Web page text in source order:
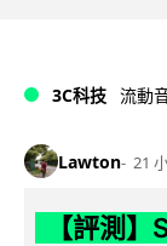
3C科技 流動
Lawton 21
【評測